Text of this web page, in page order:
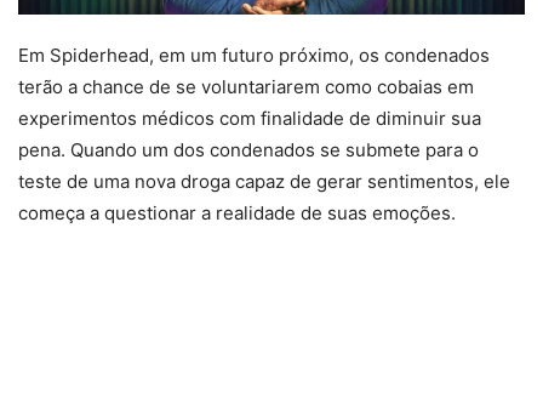
Em Spiderhead, em um futuro próximo, os condenados
terão a chance de se voluntariarem como cobaias em
experimentos médicos com finalidade de diminuir sua
pena. Quando um dos condenados se submete para o
teste de uma nova droga capaz de gerar sentimentos, ele
começa a questionar a realidade de suas emoções.